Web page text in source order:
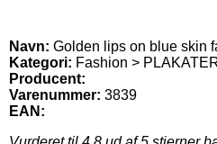
Navn: Golden lips on blue skin
Kategori: Fashion >
Producent:
Varenummer: 3839
EAN: